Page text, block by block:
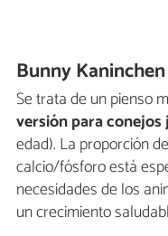
Bunny
Se trata de un pienso
versión para conejos
edad). La proporción
calcio/fósforo está
necesidades de los
un crecimiento